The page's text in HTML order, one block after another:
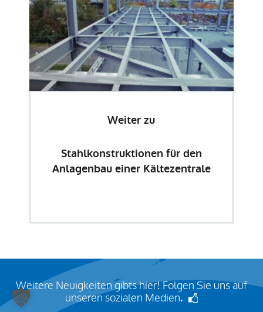
Weiter zu
Stahlkonstruktionen für den
Anlagenbau einer Kältezentrale
Weitere Neuigkeiten gibts hier! Folgen Sie uns auf
unseren sozialen Medien.